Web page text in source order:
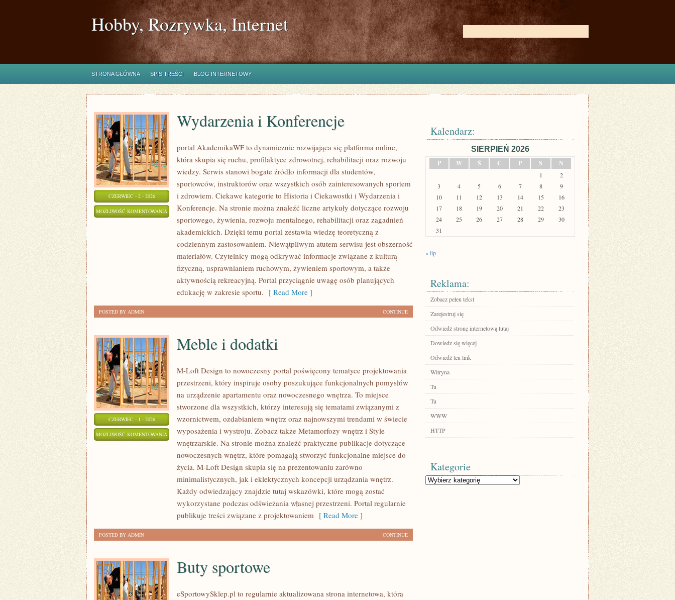
Hobby, Rozrywka, Internet
STRONA GŁÓWNA SPIS TREŚCI BLOG INTERNETOWY
CZERWIEC - 2 - 2026
MOŻLIWOŚĆ KOMENTOWANIA WYDARZENIA
KONFERENCJE
Wydarzenia i Konferencje
portal AkademikaWF to dynamicznie rozwijająca się platforma online,
która skupia się ruchu, profilaktyce zdrowotnej, rehabilitacji oraz rozwoju
wiedzy. Serwis stanowi bogate źródło informacji dla studentów,
sportowców, instruktorów oraz wszystkich osób zainteresowanych sportem
i zdrowiem. Ciekawe kategorie to Historia i Ciekawostki i Wydarzenia i
Konferencje. Na stronie można znaleźć liczne artykuły dotyczące rozwoju
sportowego, żywienia, rozwoju mentalnego, rehabilitacji oraz zagadnień
akademickich. Dzięki temu portal zestawia wiedzę teoretyczną z
codziennym zastosowaniem. Niewątpliwym atutem serwisu jest obszerność
materiałów. Czytelnicy mogą odkrywać informacje związane z kulturą
fizyczną, usprawnianiem ruchowym, żywieniem sportowym, a także
aktywnością rekreacyjną. Portal przyciągnie uwagę osób planujących
edukację w zakresie sportu. [ Read More ]
CONTINUE
POSTED BY ADMIN
CZERWIEC - 1 - 2026
MOŻLIWOŚĆ KOMENTOWANIA MEBLE
DODATKI
Meble i dodatki
M-Loft Design to nowoczesny portal poświęcony tematyce projektowania
przestrzeni, który inspiruje osoby poszukujące funkcjonalnych pomysłów
na urządzenie apartamentu oraz nowoczesnego wnętrza. To miejsce
stworzone dla wszystkich, którzy interesują się tematami związanymi z
wzornictwem, ozdabianiem wnętrz oraz najnowszymi trendami w świecie
wyposażenia i wystroju. Zobacz także Metamorfozy wnętrz i Style
wnętrzarskie. Na stronie można znaleźć praktyczne publikacje dotyczące
nowoczesnych wnętrz, które pomagają stworzyć funkcjonalne miejsce do
życia. M-Loft Design skupia się na prezentowaniu zarówno
minimalistycznych, jak i eklektycznych koncepcji urządzania wnętrz.
Każdy odwiedzający znajdzie tutaj wskazówki, które mogą zostać
wykorzystane podczas odświeżania własnej przestrzeni. Portal regularnie
publikuje treści związane z projektowaniem [ Read More ]
CONTINUE
POSTED BY ADMIN
Buty sportowe
eSportowySklep.pl to regularnie aktualizowana strona internetowa, która
Kalendarz:
SIERPIEŃ 2026
P
W Ś C P S N
1
2
3
4 5 6 7 8
9
10
11 12 13 14 15
16
17
18 19 20 21 22
23
24
25 26 27 28 29
30
31
« lip
Reklama:
Zobacz pełen tekst
Zarejestruj się
Odwiedź stronę internetową tutaj
Dowiedz się więcej
Odwiedź ten link
Witryna
Tu
Tu
WWW
HTTP
Kategorie
Kategorie